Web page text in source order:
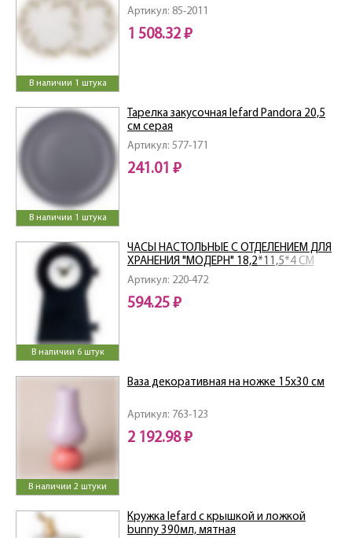
В наличии 1 штука
Артикул: 85-2011
1 508.32 ₽
В наличии 1 штука
Артикул: 577-171
Тарелка закусочная lefard Pandora 20,5
см серая
241.01 ₽
В наличии 6 штук
Артикул: 220-472
ЧАСЫ НАСТОЛЬНЫЕ С ОТДЕЛЕНИЕМ ДЛЯ
ХРАНЕНИЯ "МОДЕРН" 18,2*11,5*4 СМ
594.25 ₽
В наличии 2 штуки
Артикул: 763-123
Ваза декоративная на ножке 15х30 см
2 192.98 ₽
Кружка lefard с крышкой и ложкой
bunny 390мл, мятная